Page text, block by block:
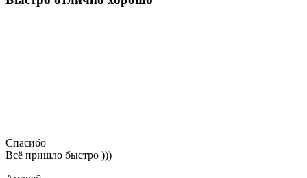
Спасибо
Всё пришло быстро )))